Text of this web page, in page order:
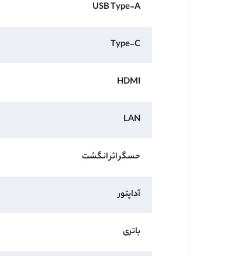
USB Type-A
Type-C
HDMI
LAN
حسگر اثر انگشت
آداپتور
باتری